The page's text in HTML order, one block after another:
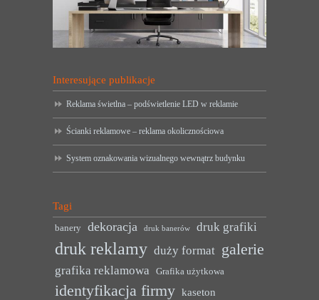
Interesujące publikacje
Reklama świetlna – podświetlenie LED w reklamie
Ścianki reklamowe – reklama okolicznościowa
System oznakowania wizualnego wewnątrz budynku
Tagi
banery dekoracja druk banerów druk grafiki
druk reklamy duży format galerie
grafika reklamowa Grafika użytkowa
identyfikacja firmy kaseton